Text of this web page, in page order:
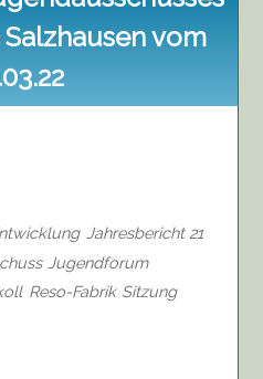
vom
Jahresbericht 21
Jugendforum
Reso-Fabrik Sitzung